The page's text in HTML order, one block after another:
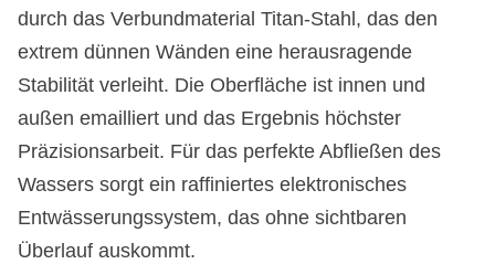
durch das Verbundmaterial Titan-Stahl, das den
extrem dünnen Wänden eine herausragende
Stabilität verleiht. Die Oberfläche ist innen und
außen emailliert und das Ergebnis höchster
Präzisionsarbeit. Für das perfekte Abfließen des
Wassers sorgt ein raffiniertes elektronisches
Entwässerungssystem, das ohne sichtbaren
Überlauf auskommt.